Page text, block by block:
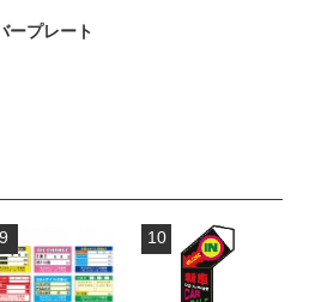
ープレート
9 10